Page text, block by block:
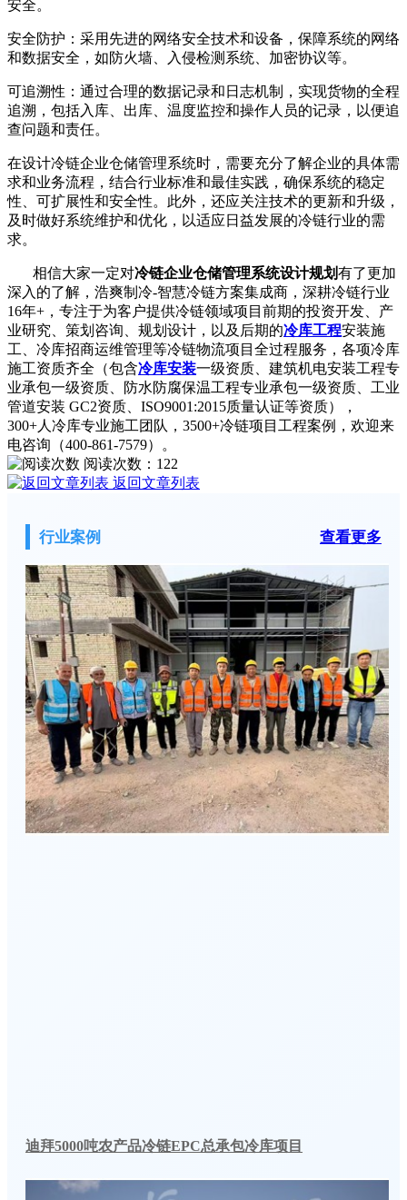
安全。
安全防护：采用先进的网络安全技术和设备，保障系统的网络
和数据安全，如防火墙、入侵检测系统、加密协议等。
可追溯性：通过合理的数据记录和日志机制，实现货物的全程
追溯，包括入库、出库、温度监控和操作人员的记录，以便追
查问题和责任。
在设计冷链企业仓储管理系统时，需要充分了解企业的具体需
求和业务流程，结合行业标准和最佳实践，确保系统的稳定
性、可扩展性和安全性。此外，还应关注技术的更新和升级，
及时做好系统维护和优化，以适应日益发展的冷链行业的需
求。
相信大家一定对冷链企业仓储管理系统设计规划有了更加
深入的了解，浩爽制冷-智慧冷链方案集成商，深耕冷链行业
16年+，专注于为客户提供冷链领域项目前期的投资开发、产
业研究、策划咨询、规划设计，以及后期的冷库工程安装施
工、冷库招商运维管理等冷链物流项目全过程服务，各项冷库
施工资质齐全（包含冷库安装一级资质、建筑机电安装工程专
业承包一级资质、防水防腐保温工程专业承包一级资质、工业
管道安装 GC2资质、ISO9001:2015质量认证等资质），
300+人冷库专业施工团队，3500+冷链项目工程案例，欢迎来
电咨询（400-861-7579）。
阅读次数： 122
返回文章列表
行业案例 查看更多
迪拜5000吨农产品冷链EPC总承包冷库项目